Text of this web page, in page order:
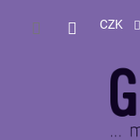
CZK